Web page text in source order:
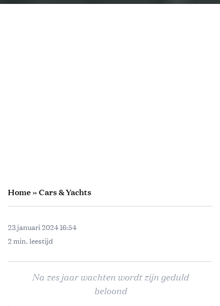
Home»Cars & Yachts
23 januari 2024 16:54
2 min. leestijd
Na zes jaar wachten wordt zijn geduld
beloond